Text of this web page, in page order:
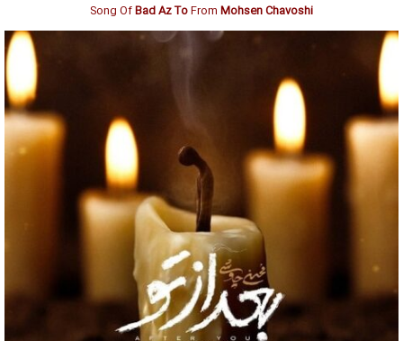
Song OfBad Az ToFrom Mohsen Chavoshi